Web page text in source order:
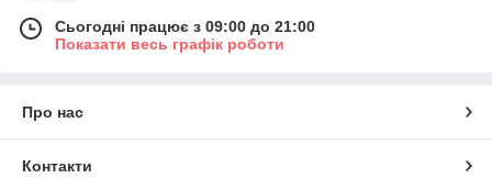
Сьогодні працює з 09:00 до 21:00
Показати весь графік роботи
Про нас
Контакти